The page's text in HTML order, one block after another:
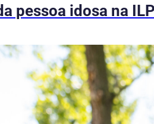
pessoa idosa na